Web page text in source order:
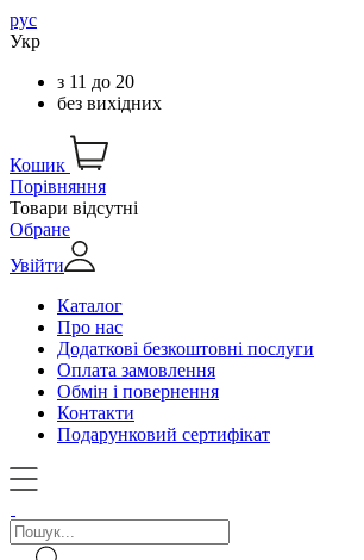
рус
Укр
з 11 до 20
без вихідних
Кошик
Порівняння
Товари відсутні
Обране
Увійти
Каталог
Про нас
Додаткові безкоштовні послуги
Оплата замовлення
Обмін і повернення
Контакти
Подарунковий сертифікат